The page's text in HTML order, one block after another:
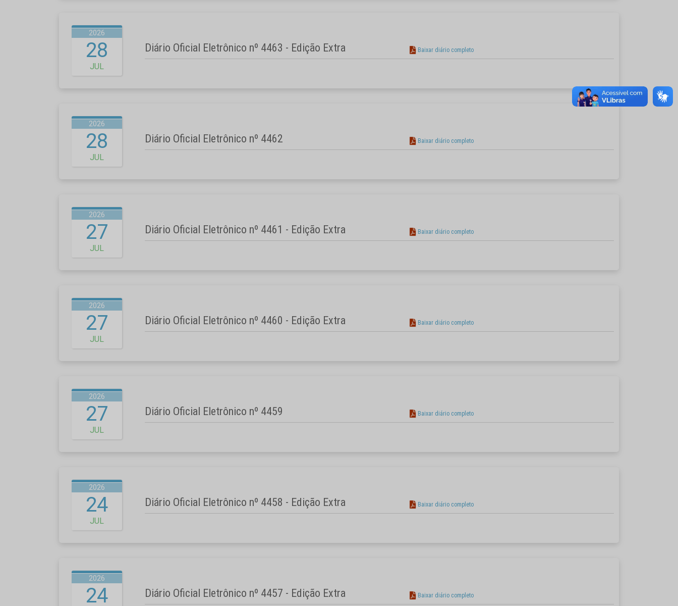
2026
28
JUL
Diário Oficial Eletrônico nº 4463 - Edição Extra Baixar diário completo
2026
28
JUL
Diário Oficial Eletrônico nº 4462 Baixar diário completo
2026
27
JUL
Diário Oficial Eletrônico nº 4461 - Edição Extra Baixar diário completo
2026
27
JUL
Diário Oficial Eletrônico nº 4460 - Edição Extra Baixar diário completo
2026
27
JUL
Diário Oficial Eletrônico nº 4459 Baixar diário completo
2026
24
JUL
Diário Oficial Eletrônico nº 4458 - Edição Extra Baixar diário completo
2026
24 Diário Oficial Eletrônico nº 4457 - Edição Extra Baixar diário completo